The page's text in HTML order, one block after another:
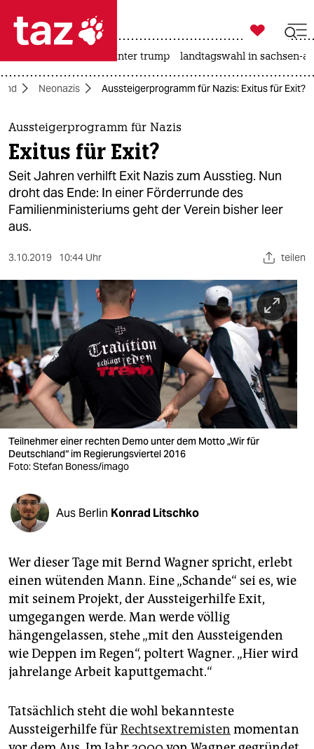
 taz zahl ich
taz zahl ich
themen
politik
öko
gesellschaft
kultur
sport
berlin
nord
wahrheit
verlag
verlag
veranstaltungen
shop
fragen & hilfe
abo
genossenschaft
epaper login

taz zahl ich
usa unter trump landtagswahl in sachsen-
Neonazis Aussteigerprogramm für Nazis: Exitus für Exit?
Aussteigerprogramm für Nazis
Exitus für Exit?
Seit Jahren verhilft Exit Nazis zum Ausstieg. Nun
droht das Ende: In einer Förderrunde des
Familienministeriums geht der Verein bisher leer
aus.
3.10.2019 10:44 Uhr teilen
Teilnehmer einer rechten Demo unter dem Motto „Wir für
Deutschland“ im Regierungsviertel 2016
Foto: Stefan Boness/imago
Aus Berlin Konrad Litschko
Wer dieser Tage mit Bernd Wagner spricht, erlebt
einen wütenden Mann. Eine „Schande“ sei es, wie
mit seinem Projekt, der Aussteigerhilfe Exit,
umgegangen werde. Man werde völlig
hängengelassen, stehe „mit den Aussteigenden
wie Deppen im Regen“, poltert Wagner. „Hier wird
jahrelange Arbeit kaputtgemacht.“
Tatsächlich steht die wohl bekannteste
Aussteigerhilfe fürRechtsextremisten momentan